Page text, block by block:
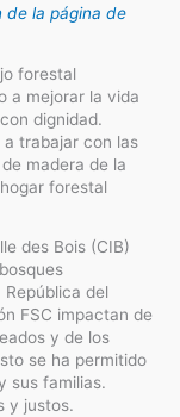
de la página de
forestal
a mejorar la vida
dignidad.
trabajar con las
madera de la
forestal
des Bois (CIB)
del
FSC impactan de
y de los
se ha permitido
sus familias.
y justos.